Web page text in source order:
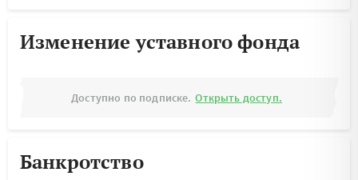
Изменение уставного фонда
Доступно по подписке. Открыть доступ.
Банкротство